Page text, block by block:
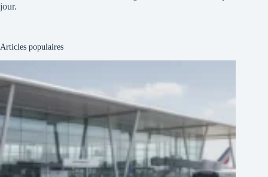
jour.
Articles populaires